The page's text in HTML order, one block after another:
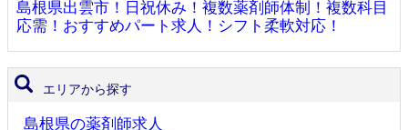
島根県出雲市！日祝休み！複数薬剤師体制！複数科目
応需！おすすめパート求人！シフト柔軟対応！
エリアから探す
島根県の薬剤師求人